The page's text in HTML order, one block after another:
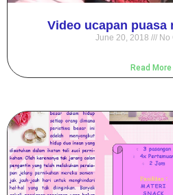
Video ucapan puasa
June 20, 2018 No
Read More